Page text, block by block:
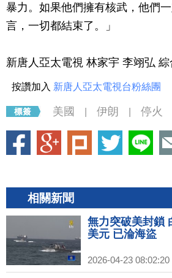
暴力。如果他們擁有核武，他們
言，一切都結束了。」
新唐人亞太電視 林家宇 李翊弘
按讚加入 新唐人亞太電視台粉絲團
美國 伊朗 停火
相關新聞
無力突破美封鎖
美元 已淪海盜
2026-04-23 08:02:20